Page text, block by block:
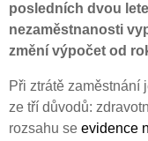
posledních dvou
nezaměstnanosti
změní výpočet od
Při ztrátě zaměstnání
ze tří důvodů:
rozsahu se evidence